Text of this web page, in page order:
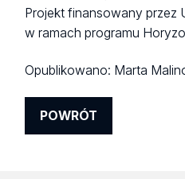
Projekt finansowany przez
w ramach programu
Opublikowano: Marta
POWRÓT